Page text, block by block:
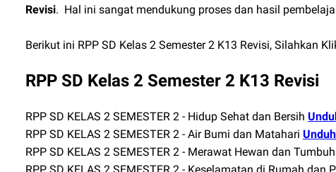
Revisi. Hal ini sangat mendukung proses dan hasil
Berikut ini RPP SD Kelas 2 Semester 2 K13 Revisi, Silahkan
RPP SD Kelas 2 Semester 2 K13 Revisi
RPP SD KELAS 2 SEMESTER 2 - Hidup Sehat dan Bersih
RPP SD KELAS 2 SEMESTER 2 - Air Bumi dan Matahari
RPP SD KELAS 2 SEMESTER 2 - Merawat Hewan dan